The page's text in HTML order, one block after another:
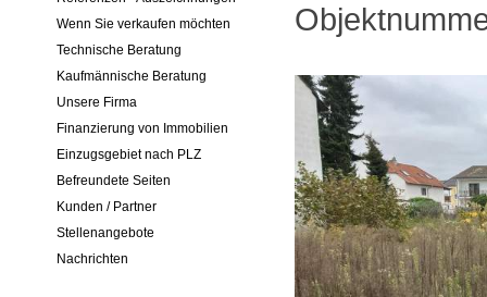
Wenn Sie verkaufen möchten
Technische Beratung
Kaufmännische Beratung
Unsere Firma
Finanzierung von Immobilien
Einzugsgebiet nach PLZ
Befreundete Seiten
Kunden / Partner
Stellenangebote
Nachrichten